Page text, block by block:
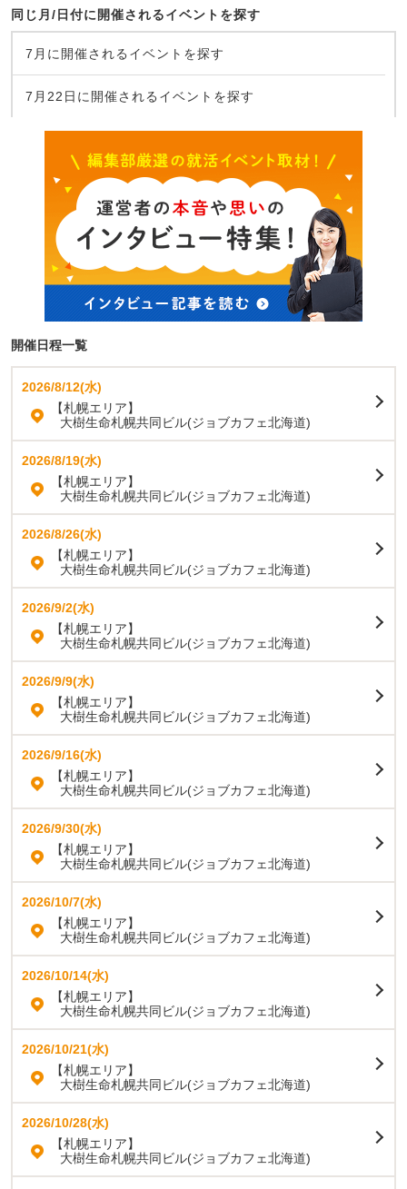
同じ月/日付に開催されるイベントを探す
7月に開催されるイベントを探す
7月22日に開催されるイベントを探す
開催日程一覧
2026/8/12(水)
【札幌エリア】
大樹生命札幌共同ビル(ジョブカフェ北海道)
2026/8/19(水)
【札幌エリア】
大樹生命札幌共同ビル(ジョブカフェ北海道)
2026/8/26(水)
【札幌エリア】
大樹生命札幌共同ビル(ジョブカフェ北海道)
2026/9/2(水)
【札幌エリア】
大樹生命札幌共同ビル(ジョブカフェ北海道)
2026/9/9(水)
【札幌エリア】
大樹生命札幌共同ビル(ジョブカフェ北海道)
2026/9/16(水)
【札幌エリア】
大樹生命札幌共同ビル(ジョブカフェ北海道)
2026/9/30(水)
【札幌エリア】
大樹生命札幌共同ビル(ジョブカフェ北海道)
2026/10/7(水)
【札幌エリア】
大樹生命札幌共同ビル(ジョブカフェ北海道)
2026/10/14(水)
【札幌エリア】
大樹生命札幌共同ビル(ジョブカフェ北海道)
2026/10/21(水)
【札幌エリア】
大樹生命札幌共同ビル(ジョブカフェ北海道)
2026/10/28(水)
【札幌エリア】
大樹生命札幌共同ビル(ジョブカフェ北海道)